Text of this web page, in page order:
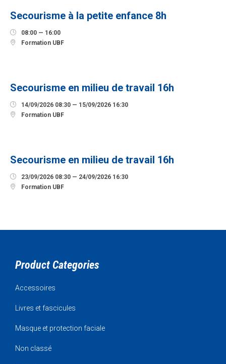
Secourisme à la petite enfance 8h
 08:00 — 16:00
 Formation UBF
Secourisme en milieu de travail 16h
 14/09/2026 08:30 — 15/09/2026 16:30
 Formation UBF
Secourisme en milieu de travail 16h
 23/09/2026 08:30 — 24/09/2026 16:30
 Formation UBF
Product Categories
Accessoires
Livres et fascicules
Masque et protection faciale
Non classé